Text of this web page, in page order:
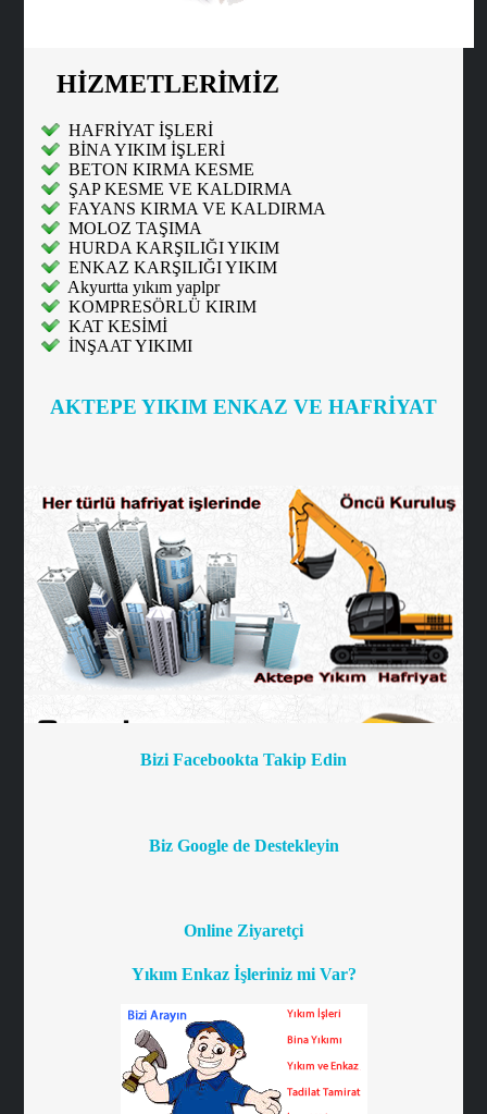
HİZMETLERİMİZ
HAFRİYAT İŞLERİ
BİNA YIKIM İŞLERİ
BETON KIRMA KESME
ŞAP KESME VE KALDIRMA
FAYANS KIRMA VE KALDIRMA
MOLOZ TAŞIMA
HURDA KARŞILIĞI YIKIM
ENKAZ KARŞILIĞI YIKIM
Akyurtta yıkım yaplpr
KOMPRESÖRLÜ KIRIM
KAT KESİMİ
İNŞAAT YIKIMI
AKTEPE YIKIM ENKAZ VE HAFRİYAT
Bizi Facebookta Takip Edin
Biz Google de Destekleyin
Online Ziyaretçi
Yıkım Enkaz İşleriniz mi Var?